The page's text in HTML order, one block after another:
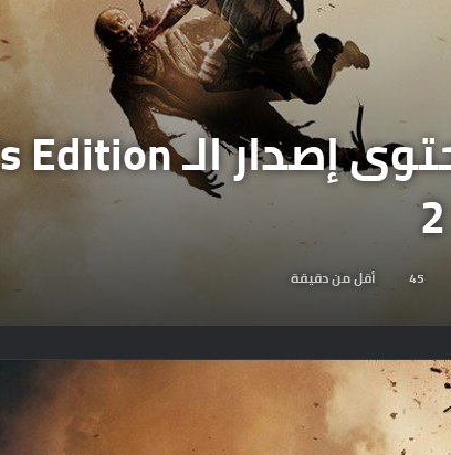
45 أقل من دقيقة